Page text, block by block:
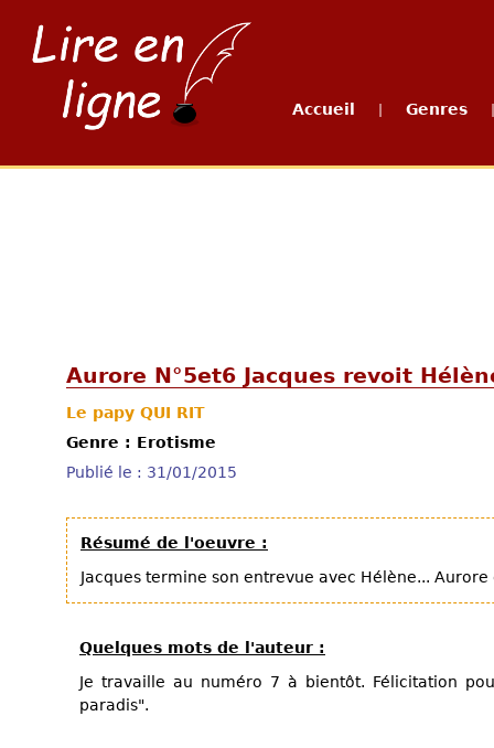
Accueil Genres
Aurore N°5et6 Jacques revoit
Le papy QUI RIT
Genre : Erotisme
Publié le : 31/01/2015
Résumé de l'oeuvre :
Jacques termine son entrevue avec Hélène...
Quelques mots de l'auteur :
Je travaille au numéro 7 à bientôt. Félicitation
paradis".